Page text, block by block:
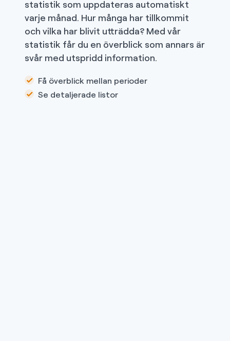
statistik som uppdateras automatiskt
varje månad. Hur många har tillkommit
och vilka har blivit utträdda? Med vår
statistik får du en överblick som annars är
svår med utspridd information.
Få överblick mellan perioder
Se detaljerade listor